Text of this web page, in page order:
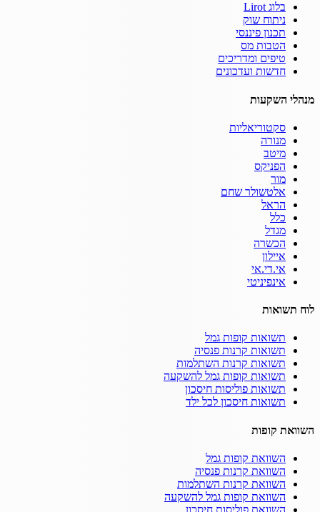
בלוג Lirot
ניתוח שוק
תכנון פיננסי
הטבות מס
טיפים ומדריכים
חדשות ועדכונים
מנהלי השקעות
סקטוריאליות
מנורה
מיטב
הפניקס
מור
אלטשולר שחם
הראל
כלל
מגדל
הכשרה
איילון
אי.די.אי
אינפיניטי
לוח תשואות
תשואות קופות גמל
תשואות קרנות פנסיה
תשואות קרנות השתלמות
תשואות קופות גמל להשקעה
תשואות פוליסות חיסכון
תשואות חיסכון לכל ילד
השוואת קופות
השוואת קופות גמל
השוואת קרנות פנסיה
השוואת קרנות השתלמות
השוואת קופות גמל להשקעה
השוואת פוליסות חיסכון